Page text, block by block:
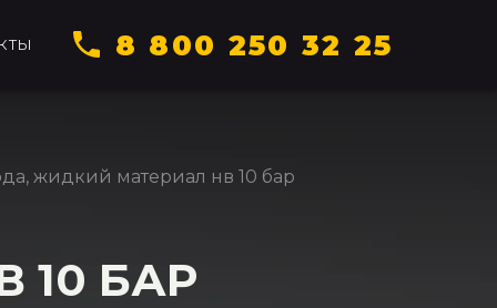
8 800 250 32 25
жидкий материал нв 10 бар
10 БАР